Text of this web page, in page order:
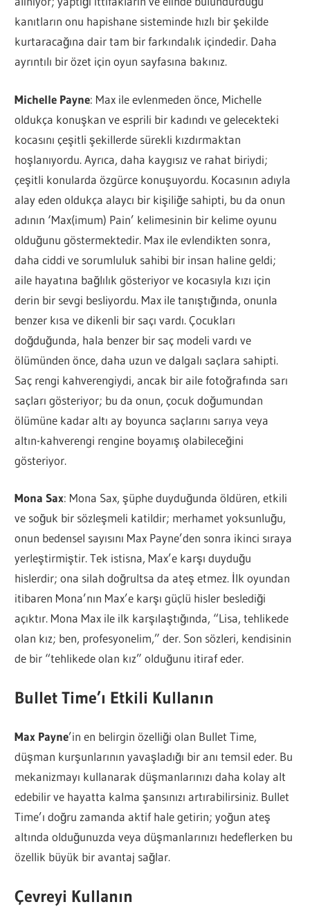
kanıtların onu hapishane sisteminde hızlı bir şekilde
kurtaracağına dair tam bir farkındalık içindedir. Daha
ayrıntılı bir özet için oyun sayfasına bakınız.
Michelle Payne: Max ile evlenmeden önce, Michelle
oldukça konuşkan ve esprili bir kadındı ve gelecekteki
kocasını çeşitli şekillerde sürekli kızdırmaktan
hoşlanıyordu. Ayrıca, daha kaygısız ve rahat biriydi;
çeşitli konularda özgürce konuşuyordu. Kocasının adıyla
alay eden oldukça alaycı bir kişiliğe sahipti, bu da onun
adının ‘Max(imum) Pain’ kelimesinin bir kelime oyunu
olduğunu göstermektedir. Max ile evlendikten sonra,
daha ciddi ve sorumluluk sahibi bir insan haline geldi;
aile hayatına bağlılık gösteriyor ve kocasıyla kızı için
derin bir sevgi besliyordu. Max ile tanıştığında, onunla
benzer kısa ve dikenli bir saçı vardı. Çocukları
doğduğunda, hala benzer bir saç modeli vardı ve
ölümünden önce, daha uzun ve dalgalı saçlara sahipti.
Saç rengi kahverengiydi, ancak bir aile fotoğrafında sarı
saçları gösteriyor; bu da onun, çocuk doğumundan
ölümüne kadar altı ay boyunca saçlarını sarıya veya
altın-kahverengi rengine boyamış olabileceğini
gösteriyor.
Mona Sax: Mona Sax, şüphe duyduğunda öldüren, etkili
ve soğuk bir sözleşmeli katildir; merhamet yoksunluğu,
onun bedensel sayısını Max Payne’den sonra ikinci sıraya
yerleştirmiştir. Tek istisna, Max’e karşı duyduğu
hislerdir; ona silah doğrultsa da ateş etmez. İlk oyundan
itibaren Mona’nın Max’e karşı güçlü hisler beslediği
açıktır. Mona Max ile ilk karşılaştığında, “Lisa, tehlikede
olan kız; ben, profesyonelim,” der. Son sözleri, kendisinin
de bir “tehlikede olan kız” olduğunu itiraf eder.
Bullet Time’ı Etkili Kullanın
Max Payne’in en belirgin özelliği olan Bullet Time,
düşman kurşunlarının yavaşladığı bir anı temsil eder. Bu
mekanizmayı kullanarak düşmanlarınızı daha kolay alt
edebilir ve hayatta kalma şansınızı artırabilirsiniz. Bullet
Time’ı doğru zamanda aktif hale getirin; yoğun ateş
altında olduğunuzda veya düşmanlarınızı hedeflerken bu
özellik büyük bir avantaj sağlar.
Çevreyi Kullanın